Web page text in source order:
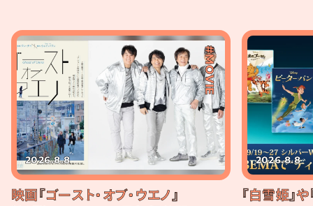
#MOVIE
2026.8.8
映画『ゴースト・オブ・ウエノ』
2026.8.8
『白雪姫』